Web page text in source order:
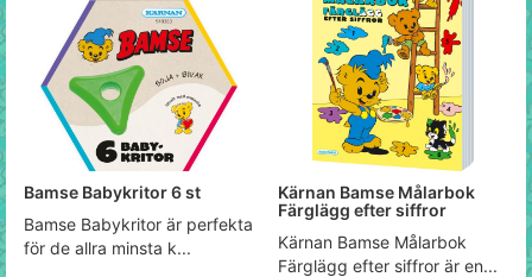
Bamse Babykritor 6 st
Bamse Babykritor är perfekta
för de allra minsta k...
Kärnan Bamse Målarbok
Färglägg efter siffror
Kärnan Bamse Målarbok
Färglägg efter siffror är en...